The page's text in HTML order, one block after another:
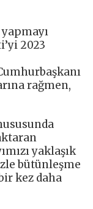
2023
rağmen,
yaklaşık
bütünleşme
kez daha